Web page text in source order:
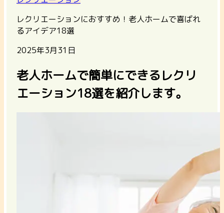
レクリエーションにおすすめ！老人ホームで喜ばれ
るアイデア18選
2025年3月31日
老人ホームで簡単にできるレクリ
エーション18選を紹介します。